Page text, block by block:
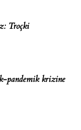
Troçki
pandemik krizine